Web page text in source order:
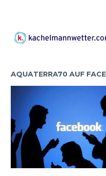
AQUATERRA70 AUF